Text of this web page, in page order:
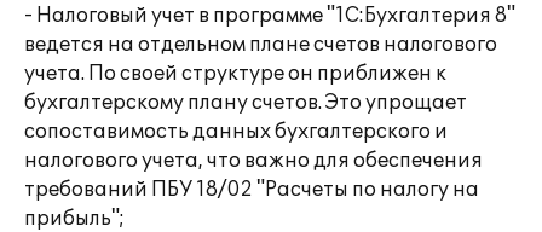
- Налоговый учет в программе "1С:Бухгалтерия 8"
ведется на отдельном плане счетов налогового
учета. По своей структуре он приближен к
бухгалтерскому плану счетов. Это упрощает
сопоставимость данных бухгалтерского и
налогового учета, что важно для обеспечения
требований ПБУ 18/02 "Расчеты по налогу на
прибыль";